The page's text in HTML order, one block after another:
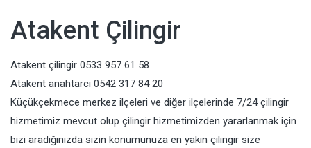
Atakent Çilingir
Atakent çilingir 0533 957 61 58
Atakent anahtarcı 0542 317 84 20
Küçükçekmece merkez ilçeleri ve diğer ilçelerinde 7/24 çilingir
hizmetimiz mevcut olup çilingir hizmetimizden yararlanmak için
bizi aradığınızda sizin konumunuza en yakın çilingir size